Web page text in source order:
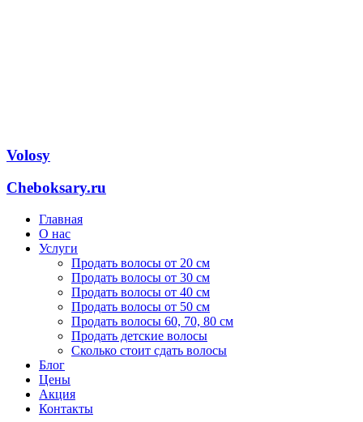
Volosy
Cheboksary.ru
Главная
О нас
Услуги
Продать волосы от 20 см
Продать волосы от 30 см
Продать волосы от 40 см
Продать волосы от 50 см
Продать волосы 60, 70, 80 см
Продать детские волосы
Сколько стоит сдать волосы
Блог
Цены
Акция
Контакты